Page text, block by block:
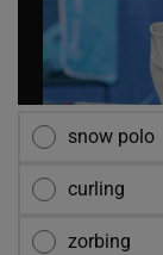
snow polo
curling
zorbing